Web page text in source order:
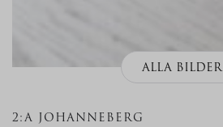
ALLA BILDER
2:A JOHANNEBERG